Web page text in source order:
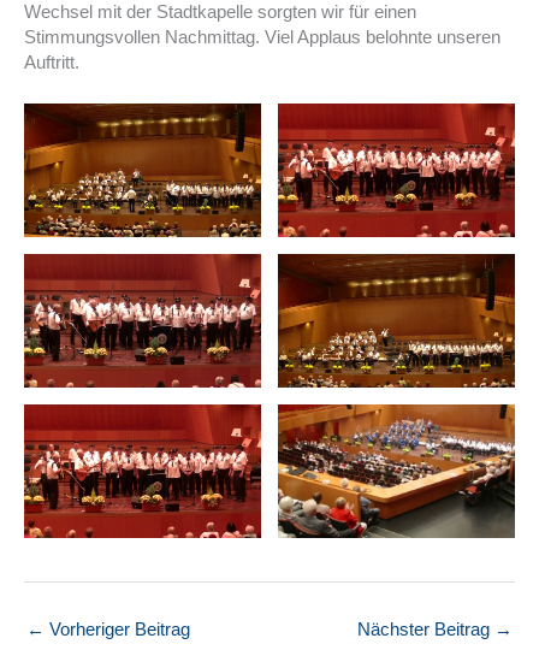
Wechsel mit der Stadtkapelle sorgten wir für einen
Stimmungsvollen Nachmittag. Viel Applaus belohnte unseren
Auftritt.
← Vorheriger Beitrag Nächster Beitrag →